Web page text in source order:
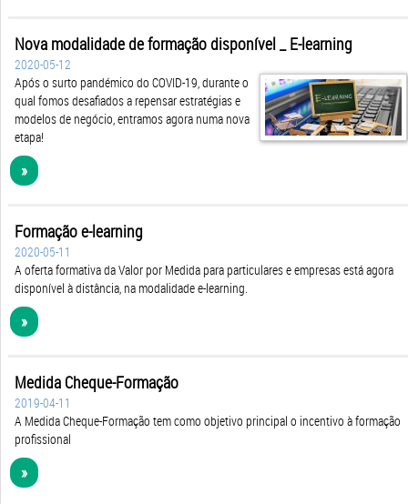
Nova modalidade de formação disponível _ E-learning
2020-05-12
Após o surto pandémico do COVID-19, durante o
qual fomos desafiados a repensar estratégias e
modelos de negócio, entramos agora numa nova
etapa!
»
Formação e-learning
2020-05-11
A oferta formativa da Valor por Medida para particulares e empresas está agora
disponível à distância, na modalidade e-learning.
»
Medida Cheque-Formação
2019-04-11
A Medida Cheque-Formação tem como objetivo principal o incentivo à formação
profissional
»